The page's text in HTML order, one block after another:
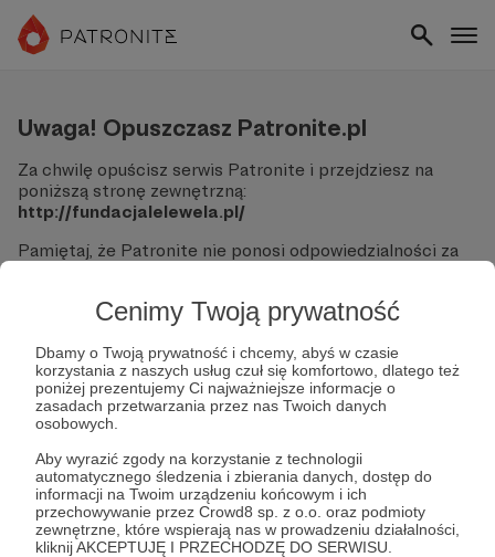
Cenimy Twoją prywatność
Dbamy o Twoją prywatność i chcemy, abyś w czasie
korzystania z naszych usług czuł się komfortowo, dlatego też
poniżej prezentujemy Ci najważniejsze informacje o
zasadach przetwarzania przez nas Twoich danych
osobowych.
Aby wyrazić zgody na korzystanie z technologii
automatycznego śledzenia i zbierania danych, dostęp do
informacji na Twoim urządzeniu końcowym i ich
przechowywanie przez Crowd8 sp. z o.o. oraz podmioty
zewnętrzne, które wspierają nas w prowadzeniu działalności,
kliknij AKCEPTUJĘ I PRZECHODZĘ DO SERWISU.
Uwaga! Opuszczasz Patronite.pl
Za chwilę opuścisz serwis Patronite i przejdziesz na
poniższą stronę zewnętrzną:
http://fundacjalelewela.pl/
Pamiętaj, że Patronite nie ponosi odpowiedzialności za
Nie podawaj swoich danych logowania ani informacji
finansowych na podjerzanych stronach.
Sprawdź dokładnie adres URL, zanim klikniesz przycisk
"Tak, przejdź do strony".
Jeśli masz wątpliwości, wróć do Patronite i zweryfikuj
link.
Czy na pewno chcesz kontynuować?
Tak, przejdź do strony